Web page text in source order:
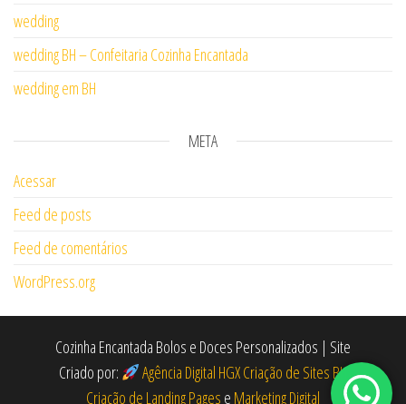
wedding
wedding BH – Confeitaria Cozinha Encantada
wedding em BH
META
Acessar
Feed de posts
Feed de comentários
WordPress.org
Cozinha Encantada Bolos e Doces Personalizados | Site
Criado por:
Agência Digital HGX Criação de Sites BH
Criação de Landing Pages e Marketing Digital